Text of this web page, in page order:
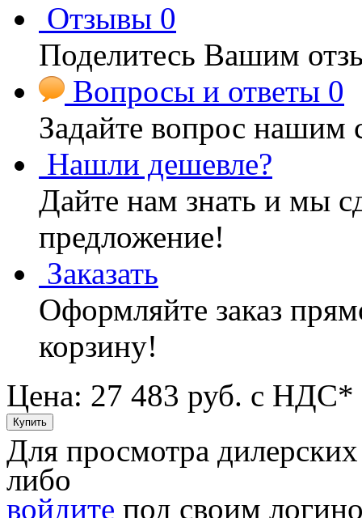
Отзывы 0
Поделитесь Вашим
Вопросы и ответы 0
Задайте вопрос нашим
Нашли дешевле?
Дайте нам знать и мы
предложение!
Заказать
Оформляйте заказ
корзину!
Цена: 27 483 руб. с НДС*
Для просмотра
либо
войдите под своим